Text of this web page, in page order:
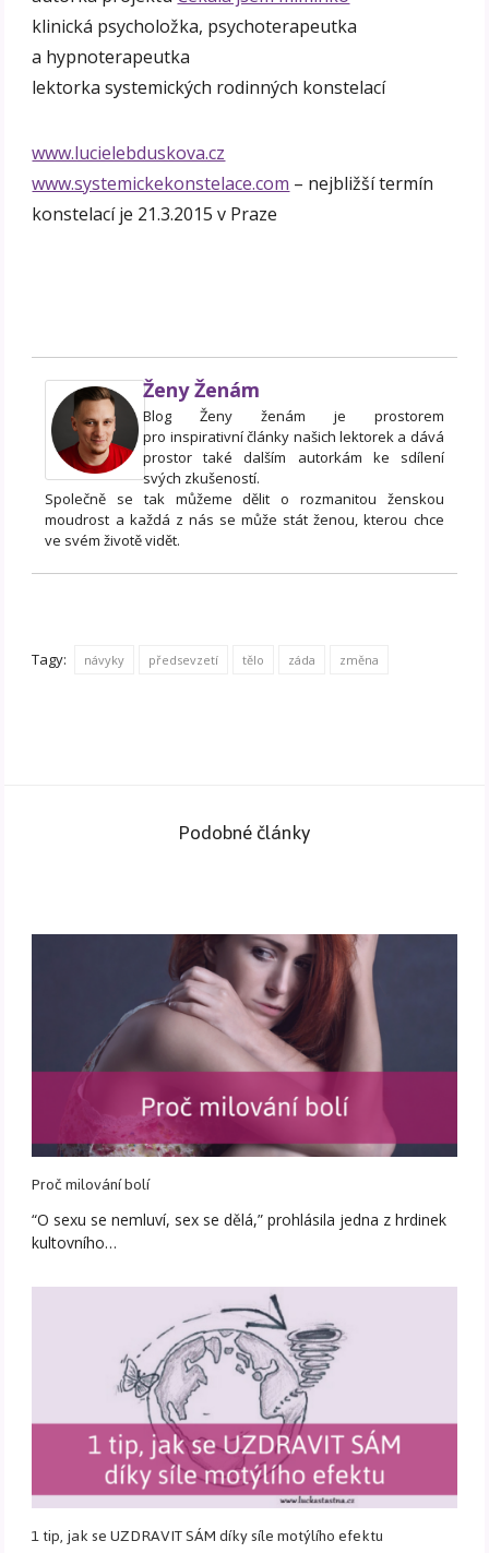
klinická psycholožka, psychoterapeutka
a hypnoterapeutka
lektorka systemických rodinných konstelací
www.lucielebduskova.cz
www.systemickekonstelace.com – nejbližší termín
konstelací je 21.3.2015 v Praze
Ženy Ženám
Blog Ženy ženám je prostorem
pro inspirativní články našich lektorek a dává
prostor také dalším autorkám ke sdílení
svých zkušeností.
Společně se tak můžeme dělit o rozmanitou ženskou
moudrost a každá z nás se může stát ženou, kterou chce
ve svém životě vidět.
Tagy: návyky předsevzetí tělo záda změna
Podobné články
Proč milování bolí
“O sexu se nemluví, sex se dělá,” prohlásila jedna z hrdinek
kultovního…
1 tip, jak se UZDRAVIT SÁM díky síle motýlího efektu